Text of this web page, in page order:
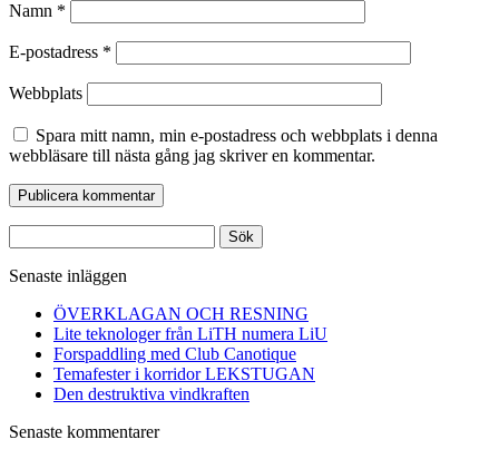
Namn *
E-postadress *
Webbplats
Spara mitt namn, min e-postadress och webbplats i denna
webbläsare till nästa gång jag skriver en kommentar.
efter:
Senaste inläggen
ÖVERKLAGAN OCH RESNING
Lite teknologer från LiTH numera LiU
Forspaddling med Club Canotique
Temafester i korridor LEKSTUGAN
Den destruktiva vindkraften
Senaste kommentarer